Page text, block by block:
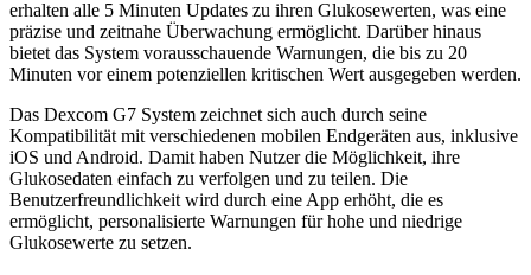
erhalten alle 5 Minuten Updates zu ihren Glukosewerten, was eine
präzise und zeitnahe Überwachung ermöglicht. Darüber hinaus
bietet das System vorausschauende Warnungen, die bis zu 20
Minuten vor einem potenziellen kritischen Wert ausgegeben werden.
Das Dexcom G7 System zeichnet sich auch durch seine
Kompatibilität mit verschiedenen mobilen Endgeräten aus, inklusive
iOS und Android. Damit haben Nutzer die Möglichkeit, ihre
Glukosedaten einfach zu verfolgen und zu teilen. Die
Benutzerfreundlichkeit wird durch eine App erhöht, die es
ermöglicht, personalisierte Warnungen für hohe und niedrige
Glukosewerte zu setzen.